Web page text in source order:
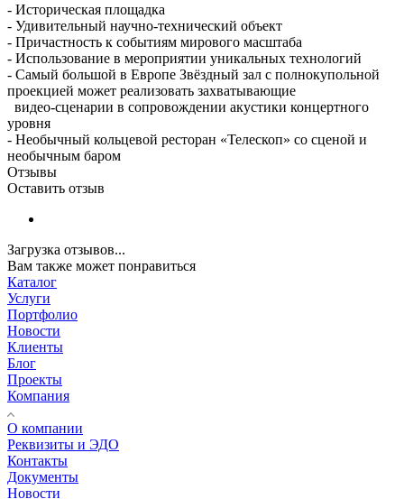
- Историческая площадка
- Удивительный научно-технический объект
- Причастность к событиям мирового масштаба
- Использование в мероприятии уникальных технологий
- Самый большой в Европе Звёздный зал с полнокупольной
проекцией может реализовать захватывающие
видео-сценарии в сопровождении акустики концертного
уровня
- Необычный кольцевой ресторан «Телескоп» со сценой и
необычным баром
Отзывы
Оставить отзыв
Загрузка отзывов...
Вам также может понравиться
Каталог
Услуги
Портфолио
Новости
Клиенты
Блог
Проекты
Компания
О компании
Реквизиты и ЭДО
Контакты
Документы
Новости